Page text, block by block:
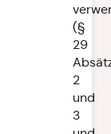
(§
29
2
und
3